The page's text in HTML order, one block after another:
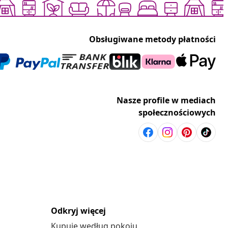
Obsługiwane metody płatności
Nasze profile w mediach
społecznościowych
Odkryj więcej